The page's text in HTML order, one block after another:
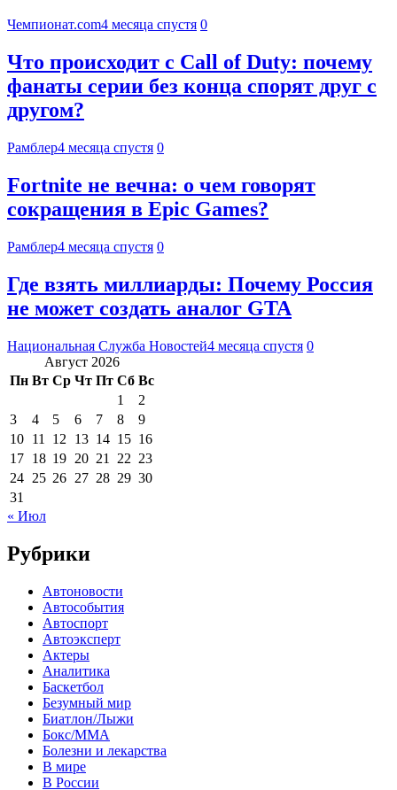
Чемпионат.com4 месяца спустя 0
Что происходит с Call of Duty: почему
фанаты серии без конца спорят друг с
другом?
Рамблер4 месяца спустя 0
Fortnite не вечна: о чем говорят
сокращения в Epic Games?
Рамблер4 месяца спустя 0
Где взять миллиарды: Почему Россия
не может создать аналог GTA
Национальная Служба Новостей4 месяца спустя 0
Август 2026
Пн Вт Ср Чт Пт Сб Вс
1
2
3
4 5 6 7 8
9
10 11 12 13 14 15 16
17 18 19 20 21 22 23
24 25 26 27 28 29 30
31
« Июл
Рубрики
Автоновости
Автособытия
Автоспорт
Автоэксперт
Актеры
Аналитика
Баскетбол
Безумный мир
Биатлон/Лыжи
Бокс/MMA
Болезни и лекарства
В мире
В России